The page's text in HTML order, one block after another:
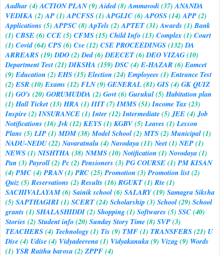
Aadhar(4) ACTION PLAN(9) Aided(8) Ammavodi(37) ANANDA
VEDIKA (2) AP(1) APCFSS(1) APGLIC(6) APOSS(14) APP(2)
Applications (5) APPSC(8) ApTels (2) APTET(31) Awards (1) Bank
(1) CBSE(6) CCE(5) CFMS(15) Child Info(13) Complex(1) Court
(1) Covid(64) CPS(6) Cse(12) CSE PROCEEDINGS(132) DA
ARREARS(19) DDO(2) Ded(6) DEECET(6) DEO VIZAG(10)
Department Test(21) DIKSHA (159) DSC(4) E-HAZAR (6) Eamcet
(9) Education (2) EHS(15) Election (24) Employees (1) Entrance Test
(2) ESR (10) Exams (12) FLN(9) GENERAL(81) GIS(4) GK QUIZ
(1) GO's (20) GORUMUDDA (2) Govt(6) Gurukul(5) Habitation plan
(1) Hall Ticket(13) HRA (1) IIIT(7) IMMS(51) Income Tax(23)
Inspire(2) INSURANCE(1) Inter(12) Intermediate(5) JEE(4) Job
Notifications (16) Jvk(12) KEYS(1) KGBV(5) Leaves (1) Lesson
Plans (5) LIP(1) MDM(38) Model School(2) MTS(2) Municipal(1)
NADU-NEDU(22) Navaratnalu (4) Navodaya(11) Neet(1) NEP(1)
NEWS(1) NISHTHA (38) NMMS(10) Notification (1) Novodaya(1)
Pan (3) Payroll(2) Pc(2) Pensioners (3) PG COURSE(1) PM KISAN
(4) PMC(4) PRAN(1) PRC(25) Promotion (3) Promotion list(2)
Quiz(5) Reservations (2) Results (16) RGUKT(1) Rte(1)
SACHIVALAYAM(6) Sainik school(6) SALARY(19) Samagra Siksha
(5) SAPTHAGIRI(1) SCERT(24) Scholarship(3) School(29) School
grants (1) SHALASHIDDI(2) Shopping(1) Softwares (5) SSC(40)
Stories (2) Student info(20) Sunday Story Time(8) SVP(3)
TEACHERS(4) Technology(1) Tis (9) TMF(1) TRANSFERS(21) U
Dise(4) Udise(4) Vidyadeevena(1) Vidyakanuka(9) Vizag(9) Words
(1) YSR Raithu barosa(2) ZPPF(4)